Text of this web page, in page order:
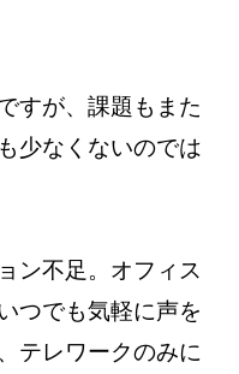
すが、課題もまた
少なくないのでは
ン不足。オフィス
つでも気軽に声を
テレワークのみに